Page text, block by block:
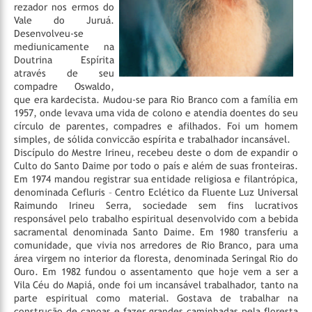
rezador nos ermos do
Vale do Juruá.
Desenvolveu-se
mediunicamente na
Doutrina Espírita
através de seu
compadre Oswaldo,
que era kardecista. Mudou-se para Rio Branco com a família em
1957, onde levava uma vida de colono e atendia doentes do seu
círculo de parentes, compadres e afilhados. Foi um homem
simples, de sólida conviccão espírita e trabalhador incansável.
Discípulo do Mestre Irineu, recebeu deste o dom de expandir o
Culto do Santo Daime por todo o país e além de suas fronteiras.
Em 1974 mandou registrar sua entidade religiosa e filantrópica,
denominada Cefluris – Centro Eclético da Fluente Luz Universal
Raimundo Irineu Serra, sociedade sem fins lucrativos
responsável pelo trabalho espiritual desenvolvido com a bebida
sacramental denominada Santo Daime. Em 1980 transferiu a
comunidade, que vivia nos arredores de Rio Branco, para uma
área virgem no interior da floresta, denominada Seringal Rio do
Ouro. Em 1982 fundou o assentamento que hoje vem a ser a
Vila Céu do Mapiá, onde foi um incansável trabalhador, tanto na
parte espiritual como material. Gostava de trabalhar na